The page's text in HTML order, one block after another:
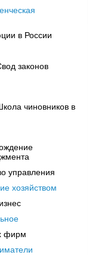
в России
законов
чиновников в
управления
хозяйством
фирм